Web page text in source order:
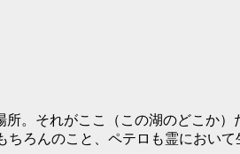
。それがここ（この湖のどこか）
ろんのこと、ペテロも霊におい